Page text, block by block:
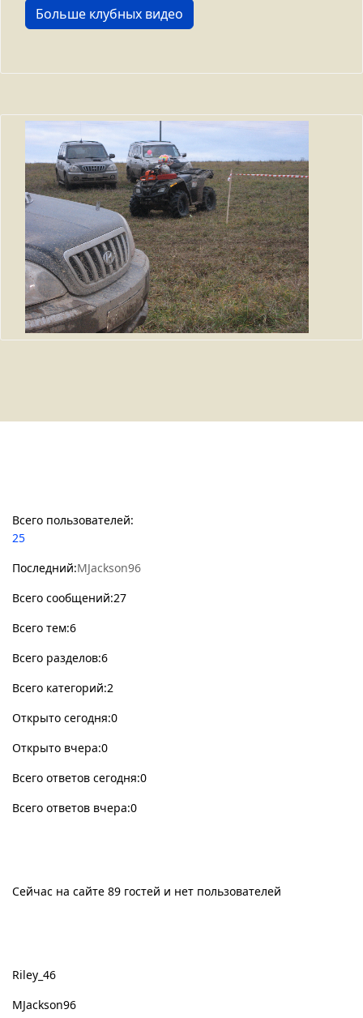
Больше клубных видео
Всего пользователей:
25
Последний:MJackson96
Всего сообщений:27
Всего тем:6
Всего разделов:6
Всего категорий:2
Открыто сегодня:0
Открыто вчера:0
Всего ответов сегодня:0
Всего ответов вчера:0
Сейчас на сайте 89 гостей и нет пользователей
Riley_46
MJackson96